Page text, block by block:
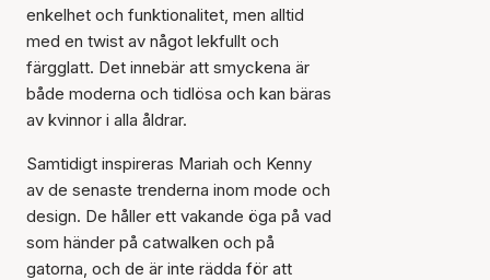
enkelhet och funktionalitet, men alltid
med en twist av något lekfullt och
färgglatt. Det innebär att smyckena är
både moderna och tidlösa och kan bäras
av kvinnor i alla åldrar.
Samtidigt inspireras Mariah och Kenny
av de senaste trenderna inom mode och
design. De håller ett vakande öga på vad
som händer på catwalken och på
gatorna, och de är inte rädda för att